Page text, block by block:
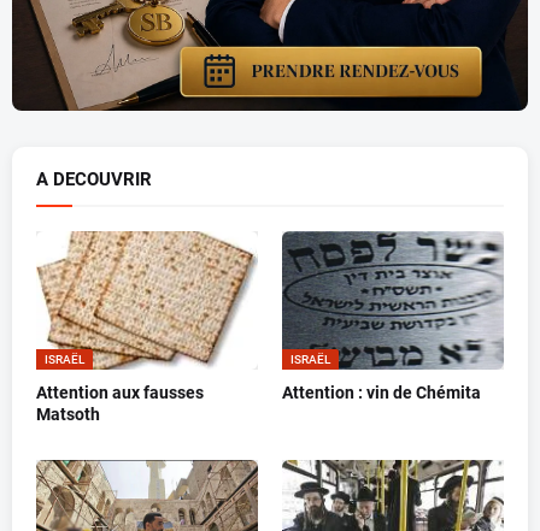
A DECOUVRIR
ISRAËL
Attention aux fausses
Matsoth
ISRAËL
Attention : vin de Chémita